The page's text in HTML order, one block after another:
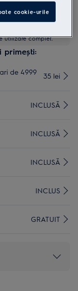
de siguranţă
în
utilizare complet.
primești:
de 4999
35 lei
INCLUSĂ
INCLUSĂ
INCLUSĂ
INCLUS
GRATUIT
cookie-urile